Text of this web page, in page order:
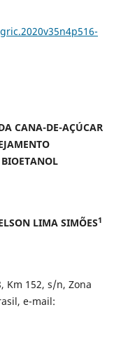
CANA-DE-AÇÚCAR
LIMA SIMÕES1
Km 152, s/n, Zona
e-mail: